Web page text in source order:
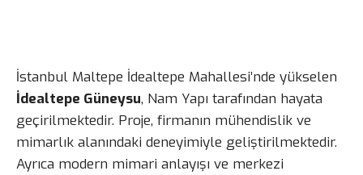
İstanbul Maltepe İdealtepe Mahallesi’nde yükselen
İdealtepe Güneysu, Nam Yapı tarafından hayata
geçirilmektedir. Proje, firmanın mühendislik ve
mimarlık alanındaki deneyimiyle geliştirilmektedir.
Ayrıca modern mimari anlayışı ve merkezi